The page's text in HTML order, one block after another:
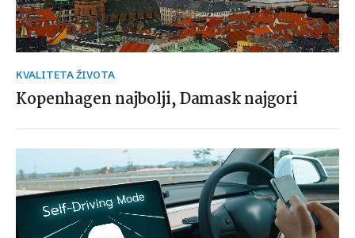
KVALITETA ŽIVOTA
Kopenhagen najbolji, Damask najgori